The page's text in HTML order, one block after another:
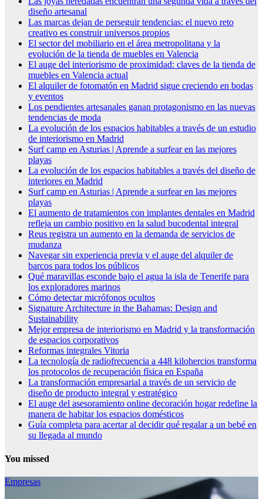
diseño artesanal
Las marcas dejan de perseguir tendencias: el nuevo reto
creativo es construir universos propios
El sector del mobiliario en el área metropolitana y la
evolución de la tienda de muebles en Valencia
El auge del interiorismo de proximidad: claves de la tienda de
muebles en Valencia actual
El alquiler de fotomatón en Madrid sigue creciendo en bodas
y eventos
Los pendientes artesanales ganan protagonismo en las nuevas
tendencias de moda
La evolución de los espacios habitables a través de un estudio
de interiorismo en Madrid
Surf camp en Asturias | Aprende a surfear en las mejores
playas
La evolución de los espacios habitables a través del diseño de
interiores en Madrid
Surf camp en Asturias | Aprende a surfear en las mejores
playas
El aumento de tratamientos con implantes dentales en Madrid
refleja un cambio positivo en la salud bucodental integral
Reus registra un aumento en la demanda de servicios de
mudanza
Navegar sin experiencia previa y el auge del alquiler de
barcos para todos los públicos
Qué maravillas esconde bajo el agua la isla de Tenerife para
los exploradores marinos
Cómo detectar micrófonos ocultos
Signature Architecture in the Bahamas: Design and
Sustainability
Mejor empresa de interiorismo en Madrid y la transformación
de espacios corporativos
Reformas integrales Vitoria
La tecnología de radiofrecuencia a 448 kilohercios transforma
los protocolos de recuperación física en España
La transformación empresarial a través de un servicio de
diseño de producto integral y estratégico
El auge del asesoramiento online decoración hogar redefine la
manera de habitar los espacios domésticos
Guía completa para acertar al decidir qué regalar a un bebé en
su llegada al mundo
You missed
Empresas